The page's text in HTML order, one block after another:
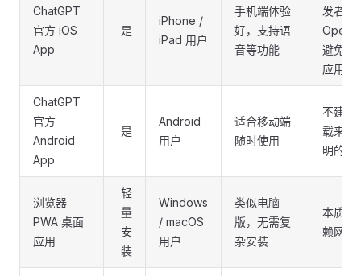
ChatGPT
官方 iOS
App
是
iPhone /
iPad 用户
手机端体验
好，支持语
音等功能
发者为
避免仿
应用
ChatGPT
官方
Android
App
是
Android
用户
适合移动端
随时使用
不建议
载来源
明的
浏览器
PWA 桌面
应用
轻
量
安
装
Windows
/ macOS
用户
类似电脑
版，无需复
杂安装
本质仍
赖网页